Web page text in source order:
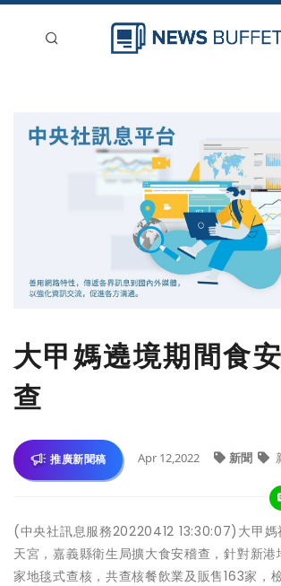
大甲媽遶境期間食
查
推廣新聞稿 Apr 12,2022 新聞
(中央社訊息服務20220412 13:30:07)大甲媽
天宮，嘉義縣衛生局擴大食安稽查，針對新
家地毯式查核，共查核餐飲業及販售163家，